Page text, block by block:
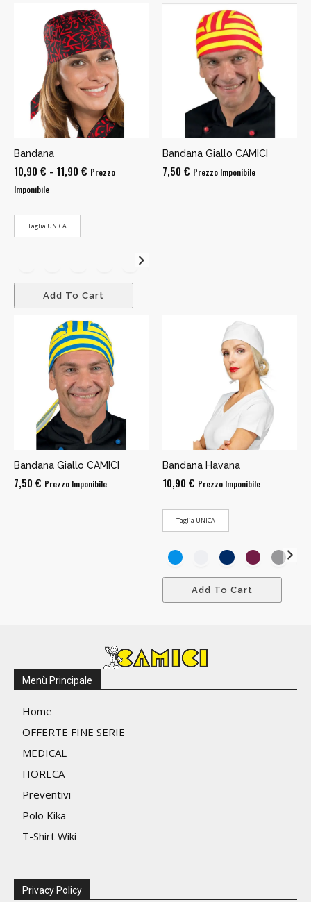
Bandana
10,90 € - 11,90 € Fascia
Prezzo
Imponibile
Taglia UNICA
Add To Cart
Bandana Giallo CAMICI
7,50 € Prezzo Imponibile
Bandana Giallo CAMICI
7,50 € Prezzo Imponibile
Bandana Havana
10,90 € Prezzo Imponibile
Taglia UNICA
Add To Cart
Menù Principale
Home
OFFERTE FINE SERIE
MEDICAL
HORECA
Preventivi
Polo Kika
T-Shirt Wiki
Privacy Policy